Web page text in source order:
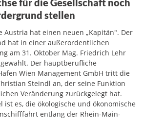
stellen
Austria hat einen neuen „Kapitän". Der
hat in einer außerordentlichen
am 31. Oktober Mag. Friedrich Lehr
Der hauptberufliche
Wien Management GmbH tritt die
Steindl an, der seine Funktion
Veränderung zurückgelegt hat.
ist es, die ökologische und ökonomische
entlang der Rhein-Main-